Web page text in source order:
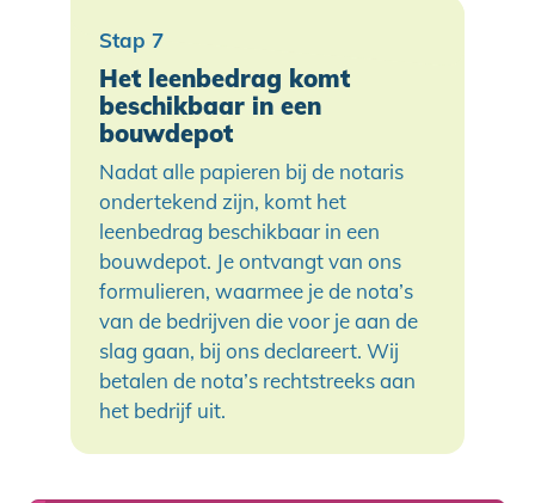
Het leenbedrag komt
beschikbaar in een
bouwdepot
Nadat alle papieren bij de notaris
ondertekend zijn, komt het
leenbedrag beschikbaar in een
bouwdepot. Je ontvangt van ons
formulieren, waarmee je de nota’s
van de bedrijven die voor je aan de
slag gaan, bij ons declareert. Wij
betalen de nota’s rechtstreeks aan
het bedrijf uit.